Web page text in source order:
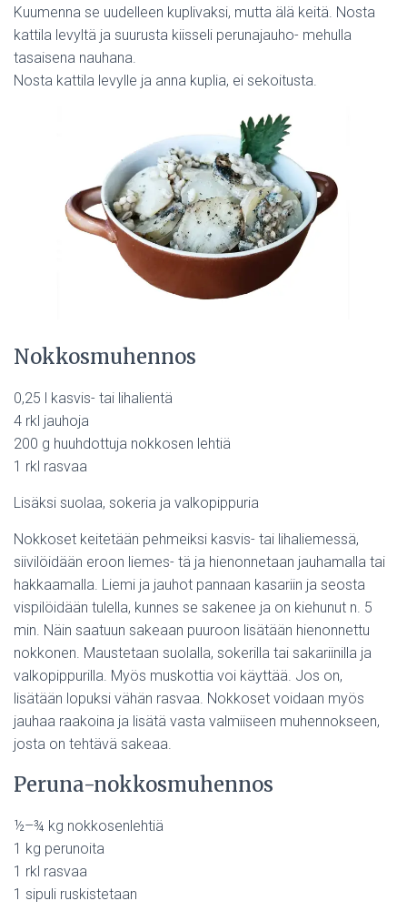
Kuumenna se uudelleen kuplivaksi, mutta älä keitä. Nosta
kattila levyltä ja suurusta kiisseli perunajauho- mehulla
tasaisena nauhana.
Nosta kattila levylle ja anna kuplia, ei sekoitusta.
Nokkosmuhennos
0,25 l kasvis- tai lihalientä
4 rkl jauhoja
200 g huuhdottuja nokkosen lehtiä
1 rkl rasvaa
Lisäksi suolaa, sokeria ja valkopippuria
Nokkoset keitetään pehmeiksi kasvis- tai lihaliemessä,
siivilöidään eroon liemes- tä ja hienonnetaan jauhamalla tai
hakkaamalla. Liemi ja jauhot pannaan kasariin ja seosta
vispilöidään tulella, kunnes se sakenee ja on kiehunut n. 5
min. Näin saatuun sakeaan puuroon lisätään hienonnettu
nokkonen. Maustetaan suolalla, sokerilla tai sakariinilla ja
valkopippurilla. Myös muskottia voi käyttää. Jos on,
lisätään lopuksi vähän rasvaa. Nokkoset voidaan myös
jauhaa raakoina ja lisätä vasta valmiiseen muhennokseen,
josta on tehtävä sakeaa.
Peruna-nokkosmuhennos
½–¾ kg nokkosenlehtiä
1 kg perunoita
1 rkl rasvaa
1 sipuli ruskistetaan